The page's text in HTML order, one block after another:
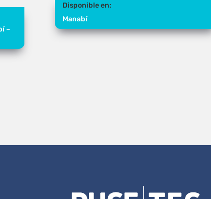
–
Disponible en:
Manabí